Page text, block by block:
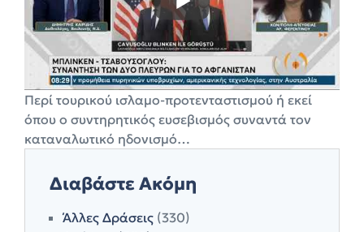
Περί τουρικού ισλαμο-προτενταστισμού ή εκεί
όπου ο συντηρητικός ευσεβισμός συναντά τον
καταναλωτικό ηδονισμό…
Διαβάστε Ακόμη
Άλλες Δράσεις (330)